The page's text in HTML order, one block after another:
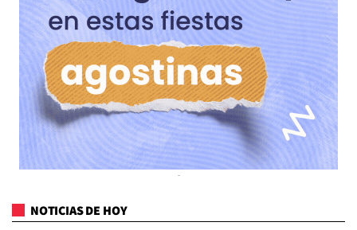
NOTICIAS DE HOY